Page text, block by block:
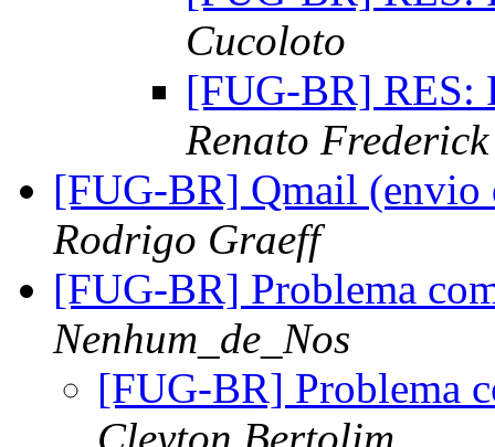
Cucoloto
[FUG-BR] RES:
Renato Frederick
[FUG-BR] Qmail
Rodrigo Graeff
[FUG-BR] Problema
Nenhum_de_Nos
[FUG-BR] Problema